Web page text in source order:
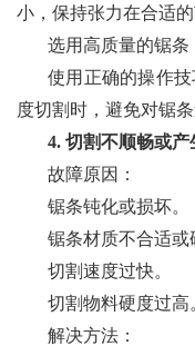
小，保持张力在合适的
选用高质量的锯条
使用正确的操作
度切割时，避免对锯条
4. 切割不顺畅或
故障原因：
锯条钝化或损坏。
锯条材质不合适或
切割速度过快。
切割物料硬度过高
解决方法：